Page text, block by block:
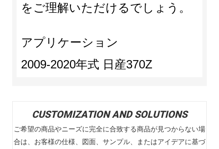
をご理解いただけるでしょう。
アプリケーション
2009-2020年式 日産370Z
CUSTOMIZATION AND SOLUTIONS
ご希望の商品やニーズに完全に合致する商品が見つからない場
合は、お客様の仕様、図面、サンプル、またはアイデアに基づ